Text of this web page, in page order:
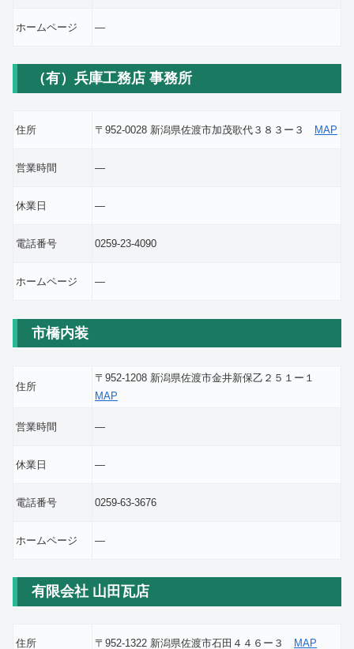
ホームページ ―
（有）兵庫工務店 事務所
住所 〒952-0028 新潟県佐渡市加茂歌代３８３ー３ MAP
営業時間 ―
休業日 ―
電話番号 0259-23-4090
ホームページ ―
市橋内装
住所
〒952-1208 新潟県佐渡市金井新保乙２５１ー１
MAP
営業時間 ―
休業日 ―
電話番号 0259-63-3676
ホームページ ―
有限会社 山田瓦店
住所 〒952-1322 新潟県佐渡市石田４４６ー３ MAP